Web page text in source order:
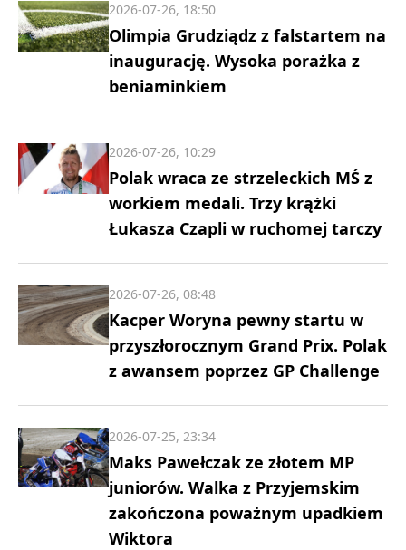
Olimpia Grudziądz z falstartem na
inaugurację. Wysoka porażka z
beniaminkiem
2026-07-26, 18:50
Polak wraca ze strzeleckich MŚ z
workiem medali. Trzy krążki
Łukasza Czapli w ruchomej tarczy
2026-07-26, 10:29
Kacper Woryna pewny startu w
przyszłorocznym Grand Prix. Polak
z awansem poprzez GP Challenge
2026-07-26, 08:48
Maks Pawełczak ze złotem MP
juniorów. Walka z Przyjemskim
zakończona poważnym upadkiem
Wiktora
2026-07-25, 23:34